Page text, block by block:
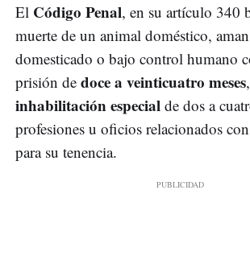
El Código Penal, en su artículo 340
muerte de un animal doméstico,
domesticado o bajo control humano
prisión de doce a veinticuatro meses
inhabilitación especial de dos a
profesiones u oficios relacionados
para su tenencia.